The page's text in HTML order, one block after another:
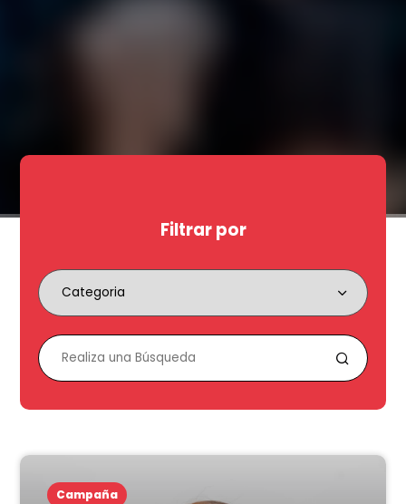
Filtrar por
Campaña